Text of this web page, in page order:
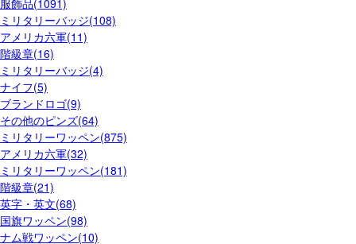
服飾品(1091)
ミリタリーバッジ(108)
アメリカ六軍(11)
階級章(16)
ミリタリーバッジ(4)
ナイフ(5)
ブランドロゴ(9)
その他のピンズ(64)
ミリタリーワッペン(875)
アメリカ六軍(32)
ミリタリーワッペン(181)
階級章(21)
英字・英文(68)
国旗ワッペン(98)
ナム戦ワッペン(10)